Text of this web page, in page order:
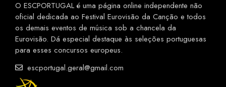
O ESCPORTUGAL é uma página online independente não
oficial dedicada ao Festival Eurovisão da Canção e todos
os demais eventos de música sob a chancela da
Eurovisão. Dá especial destaque às seleções portuguesas
para esses concursos europeus.
escportugal.geral@gmail.com